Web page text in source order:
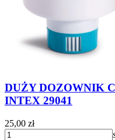
DUŻY DOZOWNIK
INTEX 29041
25,00 zł